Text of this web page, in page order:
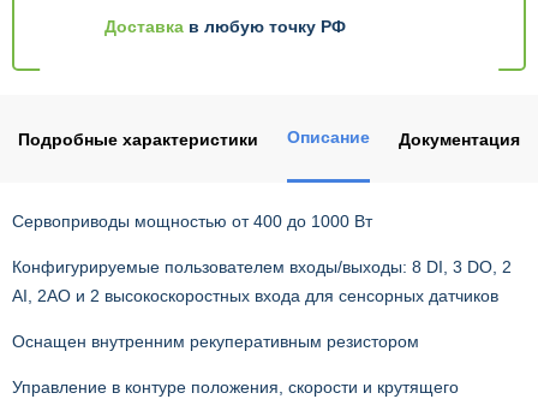
Доставка в любую точку РФ
Подробные характеристики Описание Документация
Сервоприводы мощностью от 400 до 1000 Вт
Конфигурируемые пользователем входы/выходы: 8 DI, 3 DO, 2
AI, 2AO и 2 высокоскоростных входа для сенсорных датчиков
Оснащен внутренним рекуперативным резистором
Управление в контуре положения, скорости и крутящего